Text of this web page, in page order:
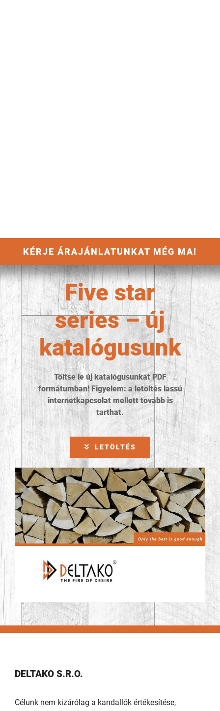
KÉRJE ÁRAJÁNLATUNKAT MÉG MA!
Five star
series – új
katalógusunk
Töltse le új katalógusunkat PDF
formátumban! Figyelem: a letöltés lassú
internetkapcsolat mellett tovább is
tarthat.
LETÖLTÉS
DELTAKO S.R.O.
Célunk nem kizárólag a kandallók értékesítése,